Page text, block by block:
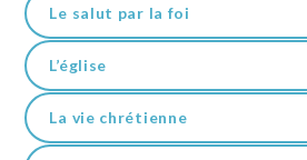
Le salut par la foi
L’église
La vie chrétienne